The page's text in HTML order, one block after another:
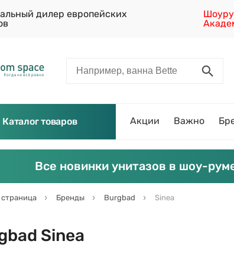
дилер европейских
Каталог товаров Акции Важно
Все новинки унитазов в шоу-
страница Бренды Burgbad Sinea
Sinea